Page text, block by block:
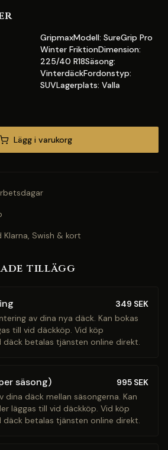
GripmaxModell: SureGrip Pro
Winter FriktionDimension:
225/40 R18Säsong:
VinterdäckFordonstyp:
SUVLagerplats: Valla
Lägg i varukorg
Swish & kort
tillägg
349 SEK
av dina nya däck. Kan bokas
till vid däckköp. Vid köp
däck betalas tjänsten online direkt.
säsong) 995 SEK
dina däck mellan säsongerna. Kan
läggas till vid däckköp. Vid köp
däck betalas tjänsten online direkt.